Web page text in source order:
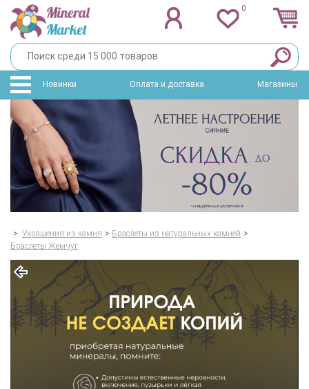
0
Новинки Оплата и доставка Магазины
> Украшения из камня > Браслеты из натуральных камней >
Браслеты Жемчуг